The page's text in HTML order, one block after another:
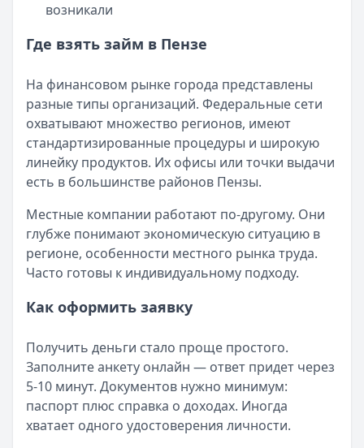
возникали
Где взять займ в Пензе
На финансовом рынке города представлены
разные типы организаций. Федеральные сети
охватывают множество регионов, имеют
стандартизированные процедуры и широкую
линейку продуктов. Их офисы или точки выдачи
есть в большинстве районов Пензы.
Местные компании работают по-другому. Они
глубже понимают экономическую ситуацию в
регионе, особенности местного рынка труда.
Часто готовы к индивидуальному подходу.
Как оформить заявку
Получить деньги стало проще простого.
Заполните анкету онлайн — ответ придет через
5-10 минут. Документов нужно минимум:
паспорт плюс справка о доходах. Иногда
хватает одного удостоверения личности.